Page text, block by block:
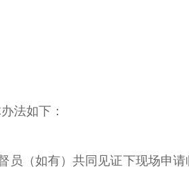
法如下：
（如有）共同见证下现场申